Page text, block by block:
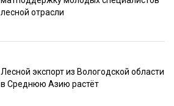
лесной отрасли
Лесной экспорт из Вологодской области
в Среднюю Азию растёт